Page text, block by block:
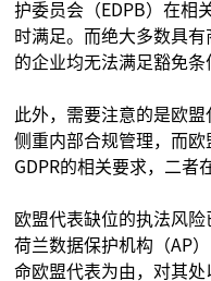
护委员会（EDPB）在相
时满足。而绝大多数具
的企业均无法满足豁免条
此外，需要注意的是欧
侧重内部合规管理，而
GDPR的相关要求，二者
欧盟代表缺位的执法风险
荷兰数据保护机构（AP
命欧盟代表为由，对其处